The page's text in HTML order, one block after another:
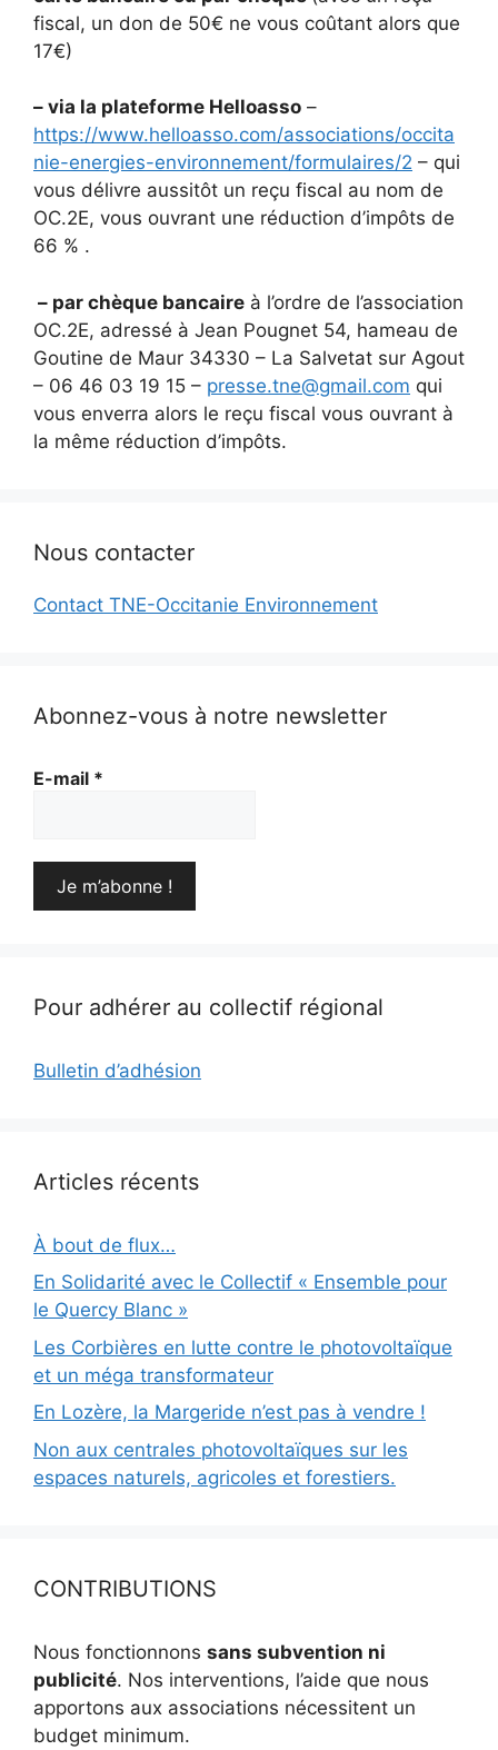
fiscal, un don de 50€ ne vous coûtant alors que
17€)
– via la plateforme Helloasso –
https://www.helloasso.com/associations/occita
nie-energies-environnement/formulaires/2 – qui
vous délivre aussitôt un reçu fiscal au nom de
OC.2E, vous ouvrant une réduction d’impôts de
66 % .
– par chèque bancaire à l’ordre de l’association
OC.2E, adressé à Jean Pougnet 54, hameau de
Goutine de Maur 34330 – La Salvetat sur Agout
– 06 46 03 19 15 – presse.tne@gmail.com qui
vous enverra alors le reçu fiscal vous ouvrant à
la même réduction d’impôts.
Nous contacter
Contact TNE-Occitanie Environnement
Abonnez-vous à notre newsletter
E-mail *
Pour adhérer au collectif régional
Bulletin d’adhésion
Articles récents
À bout de flux…
En Solidarité avec le Collectif « Ensemble pour
le Quercy Blanc »
Les Corbières en lutte contre le photovoltaïque
et un méga transformateur
En Lozère, la Margeride n’est pas à vendre !
Non aux centrales photovoltaïques sur les
espaces naturels, agricoles et forestiers.
CONTRIBUTIONS
Nous fonctionnons sans subvention ni
publicité. Nos interventions, l’aide que nous
apportons aux associations nécessitent un
budget minimum.